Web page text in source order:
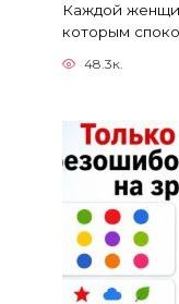
Каждой
которым
48.3к.